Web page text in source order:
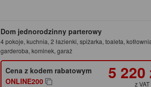
Dom jednorodzinny parterowy
4 pokoje, kuchnia, 2 łazienki, spiżarka, toaleta,
garderoba, kominek, garaż
Cena z kodem rabatowym
ONLINE200
5 220
z